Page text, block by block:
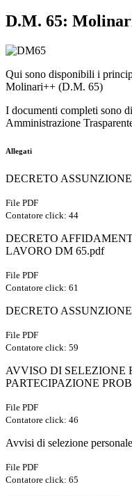
D.M. 65:
Qui sono disponibili i
Molinari++ (D.M. 65)
I documenti completi sono
Amministrazione
Allegati
DECRETO
File PDF
Contatore click: 44
DECRETO
LAVORO DM 65.pdf
File PDF
Contatore click: 61
DECRETO
File PDF
Contatore click: 59
AVVISO DI SELEZIONE
PARTECIPAZIONE
File PDF
Contatore click: 46
Avvisi di selezione
File PDF
Contatore click: 65